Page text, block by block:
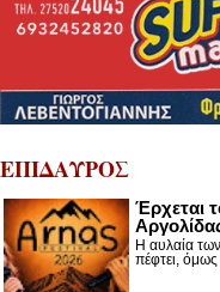
ΕΠΙΔΑΥΡΟΣ
Έρχεται
Η αυλαία
πέφτει,